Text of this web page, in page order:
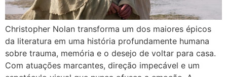
Christopher Nolan transforma um dos maiores épicos
da literatura em uma história profundamente humana
sobre trauma, memória e o desejo de voltar para casa.
Com atuações marcantes, direção impecável e um